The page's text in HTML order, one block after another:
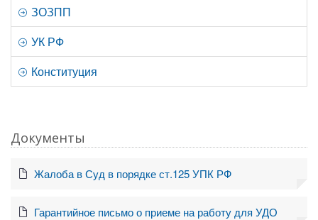
ЗОЗПП
УК РФ
Конституция
Документы
Жалоба в Суд в порядке ст.125 УПК РФ
Гарантийное письмо о приеме на работу для УДО